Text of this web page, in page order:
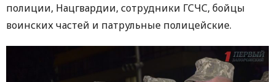
полиции, Нацгвардии, сотрудники ГСЧС, бойцы
воинских частей и патрульные полицейские.